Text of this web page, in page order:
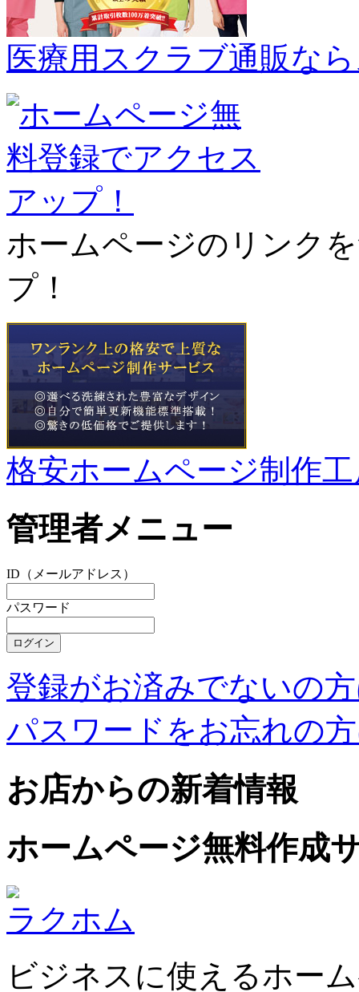
医療用スクラブ通販な
ホームページのリンク
プ！
格安ホームページ制作
管理者メニュー
ID（メールアドレス）
パスワード
登録がお済みでないの
パスワードをお忘れの
お店からの新着情報
ホームページ無料作成
ラクホム
ビジネスに使えるホー